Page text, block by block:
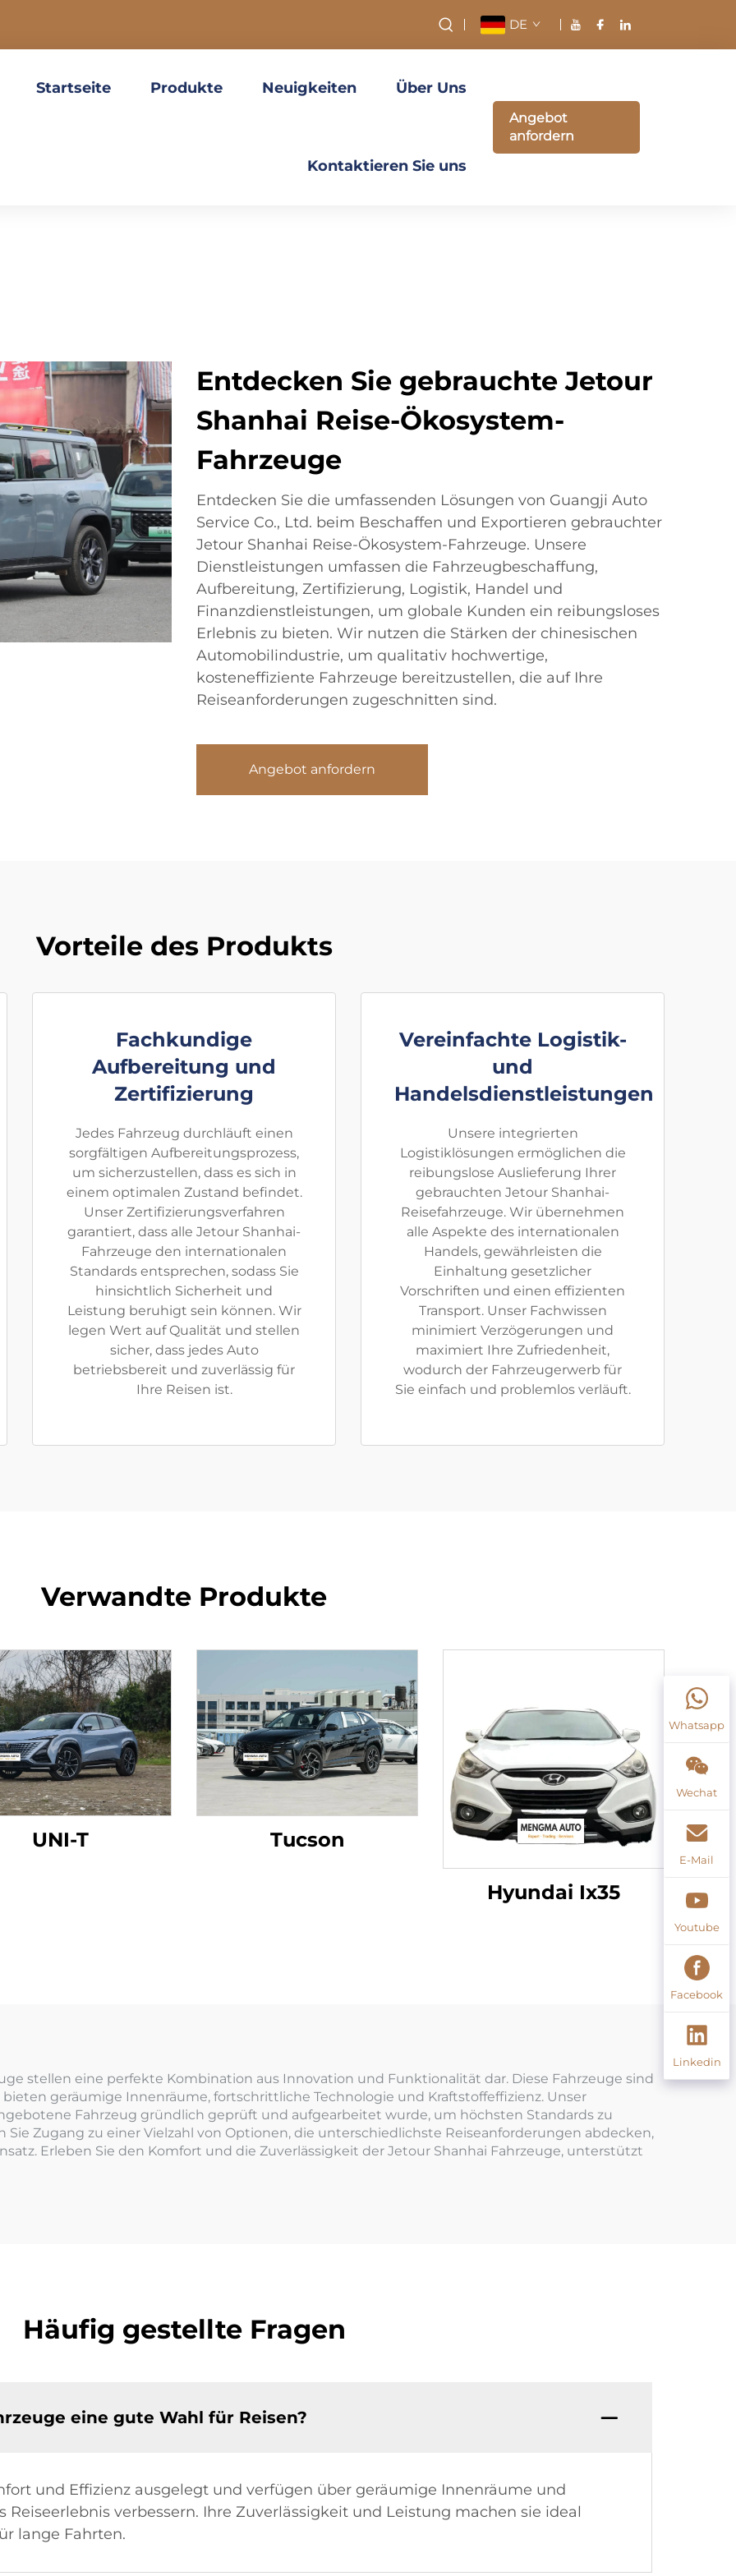
DE
Startseite Produkte Neuigkeiten Über Uns
Kontaktieren Sie uns
Angebot
anfordern
Entdecken Sie gebrauchte Jetour
Shanhai Reise-Ökosystem-
Fahrzeuge
Entdecken Sie die umfassenden Lösungen von Guangji Auto
Service Co., Ltd. beim Beschaffen und Exportieren gebrauchter
Jetour Shanhai Reise-Ökosystem-Fahrzeuge. Unsere
Dienstleistungen umfassen die Fahrzeugbeschaffung,
Aufbereitung, Zertifizierung, Logistik, Handel und
Finanzdienstleistungen, um globale Kunden ein reibungsloses
Erlebnis zu bieten. Wir nutzen die Stärken der chinesischen
Automobilindustrie, um qualitativ hochwertige,
kosteneffiziente Fahrzeuge bereitzustellen, die auf Ihre
Reiseanforderungen zugeschnitten sind.
Angebot anfordern
Vorteile des Produkts
Fachkundige
Aufbereitung und
Zertifizierung
Jedes Fahrzeug durchläuft einen
sorgfältigen Aufbereitungsprozess,
um sicherzustellen, dass es sich in
einem optimalen Zustand befindet.
Unser Zertifizierungsverfahren
garantiert, dass alle Jetour Shanhai-
Fahrzeuge den internationalen
Standards entsprechen, sodass Sie
hinsichtlich Sicherheit und
Leistung beruhigt sein können. Wir
legen Wert auf Qualität und stellen
sicher, dass jedes Auto
betriebsbereit und zuverlässig für
Ihre Reisen ist.
Vereinfachte Logistik-
und
Handelsdienstleistungen
Unsere integrierten
Logistiklösungen ermöglichen die
reibungslose Auslieferung Ihrer
gebrauchten Jetour Shanhai-
Reisefahrzeuge. Wir übernehmen
alle Aspekte des internationalen
Handels, gewährleisten die
Einhaltung gesetzlicher
Vorschriften und einen effizienten
Transport. Unser Fachwissen
minimiert Verzögerungen und
maximiert Ihre Zufriedenheit,
wodurch der Fahrzeugerwerb für
Sie einfach und problemlos verläuft.
Verwandte Produkte
UNI-T Tucson
Hyundai Ix35
stellen eine perfekte Kombination aus Innovation und Funktionalität dar. Diese Fahrzeuge sind
geräumige Innenräume, fortschrittliche Technologie und Kraftstoffeffizienz. Unser
Fahrzeug gründlich geprüft und aufgearbeitet wurde, um höchsten Standards zu
Zugang zu einer Vielzahl von Optionen, die unterschiedlichste Reiseanforderungen abdecken,
Erleben Sie den Komfort und die Zuverlässigkeit der Jetour Shanhai Fahrzeuge, unterstützt
Häufig gestellte Fragen
eine gute Wahl für Reisen?
und Effizienz ausgelegt und verfügen über geräumige Innenräume und
Reiseerlebnis verbessern. Ihre Zuverlässigkeit und Leistung machen sie ideal
lange Fahrten.
Whatsapp
Wechat
E-Mail
Youtube
Facebook
Linkedin